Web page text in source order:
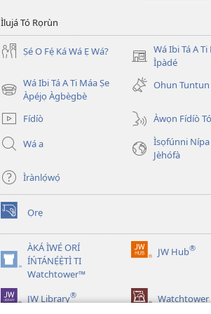
Ìlujá Tó Rọrùn
Ṣé O Fẹ́ Ká Wá Ẹ Wá?
Wá Ibi Tá A Ti
Ìpàdé
(opens
new
window)
Wá Ibi Tá A Ti Máa Ṣe
Àpéjọ Àgbègbè
(opens
window)
Ohun Tuntun
Fídíò
Àwọn Fídíò
Wá a
Ìsọfúnni Nípa
Jèhófà
Ìrànlọ́wọ́
Ọrẹ
(opens
new
window)ÀKÁ ÌWÉ ORÍ
ÍŃTÁNẸ́Ẹ̀TÌ TI
Watchtower™
(opens
window)
JW Hub®
(opens
JW Library® Watchtower